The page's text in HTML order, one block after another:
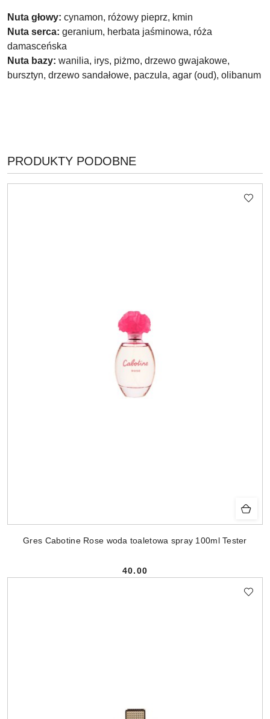
Nuta głowy: cynamon, różowy pieprz, kmin
Nuta serca: geranium, herbata jaśminowa, róża
damasceńska
Nuta bazy: wanilia, irys, piżmo, drzewo gwajakowe,
bursztyn, drzewo sandałowe, paczula, agar (oud), olibanum
Pomiń karuzelę produktów
PRODUKTY
O
PRODUKTY PODOBNE
Gres Cabotine Rose woda toaletowa spray 100ml Tester
Cena:
40.00